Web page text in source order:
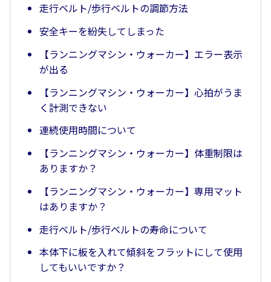
走行ベルト/歩行ベルトの調節方法
安全キーを紛失してしまった
【ランニングマシン・ウォーカー】エラー表示
が出る
【ランニングマシン・ウォーカー】心拍がうま
く計測できない
連続使用時間について
【ランニングマシン・ウォーカー】体重制限は
ありますか？
【ランニングマシン・ウォーカー】専用マット
はありますか？
走行ベルト/歩行ベルトの寿命について
本体下に板を入れて傾斜をフラットにして使用
してもいいですか？